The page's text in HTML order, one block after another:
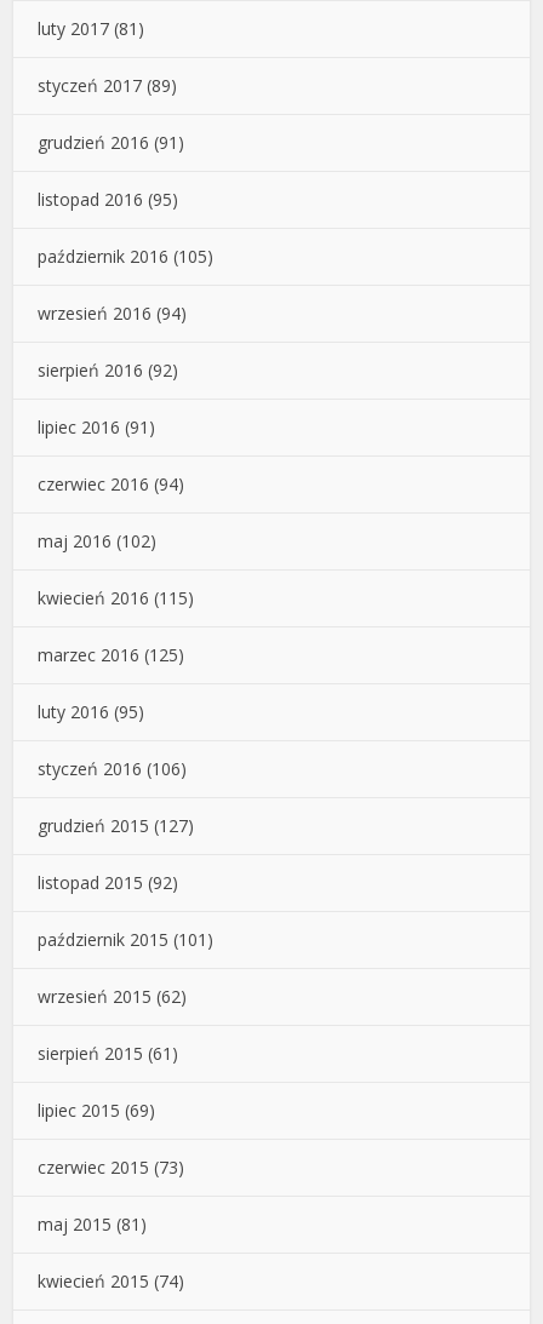
luty 2017 (81)
styczeń 2017 (89)
grudzień 2016 (91)
listopad 2016 (95)
październik 2016 (105)
wrzesień 2016 (94)
sierpień 2016 (92)
lipiec 2016 (91)
czerwiec 2016 (94)
maj 2016 (102)
kwiecień 2016 (115)
marzec 2016 (125)
luty 2016 (95)
styczeń 2016 (106)
grudzień 2015 (127)
listopad 2015 (92)
październik 2015 (101)
wrzesień 2015 (62)
sierpień 2015 (61)
lipiec 2015 (69)
czerwiec 2015 (73)
maj 2015 (81)
kwiecień 2015 (74)